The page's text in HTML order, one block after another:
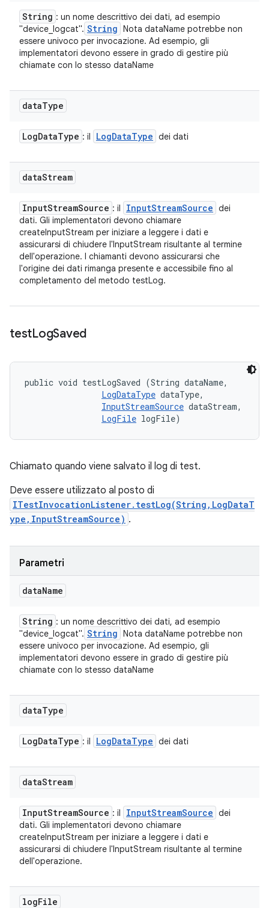
String : un nome descrittivo dei dati, ad esempio
"device_logcat". String Nota dataName potrebbe non
essere univoco per invocazione. Ad esempio, gli
implementatori devono essere in grado di gestire più
chiamate con lo stesso dataName
dataType
LogDataType : il LogDataType dei dati
dataStream
InputStreamSource : il InputStreamSource dei
dati. Gli implementatori devono chiamare
createInputStream per iniziare a leggere i dati e
assicurarsi di chiudere l'InputStream risultante al termine
dell'operazione. I chiamanti devono assicurarsi che
l'origine dei dati rimanga presente e accessibile fino al
completamento del metodo testLog.
testLogSaved
public void testLogSaved (String dataName,
LogDataType dataType,
InputStreamSource dataStream,
LogFile logFile)
Chiamato quando viene salvato il log di test.
Deve essere utilizzato al posto di
ITestInvocationListener.testLog(String,LogDataT
ype,InputStreamSource) .
Parametri
dataName
String : un nome descrittivo dei dati, ad esempio
"device_logcat". String Nota dataName potrebbe non
essere univoco per invocazione. Ad esempio, gli
implementatori devono essere in grado di gestire più
chiamate con lo stesso dataName
dataType
LogDataType : il LogDataType dei dati
dataStream
InputStreamSource : il InputStreamSource dei
dati. Gli implementatori devono chiamare
createInputStream per iniziare a leggere i dati e
assicurarsi di chiudere l'InputStream risultante al termine
dell'operazione.
logFile